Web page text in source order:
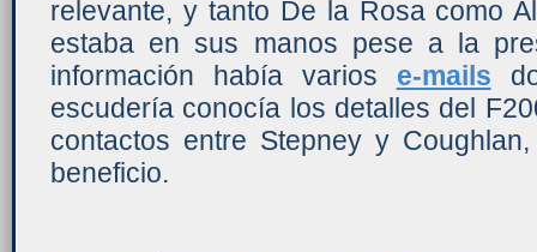
relevante, y tanto De la Rosa como
estaba en sus manos pese a la
información había varios e-mails
escudería conocía los detalles del
contactos entre Stepney y
beneficio.